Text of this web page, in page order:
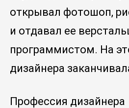
открывал фотошоп,
и отдавал ее
программистом. На
дизайнера
Профессия дизайнера